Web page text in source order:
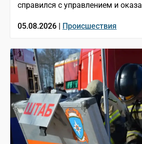
справился с управлением и
05.08.2026 | Происшествия